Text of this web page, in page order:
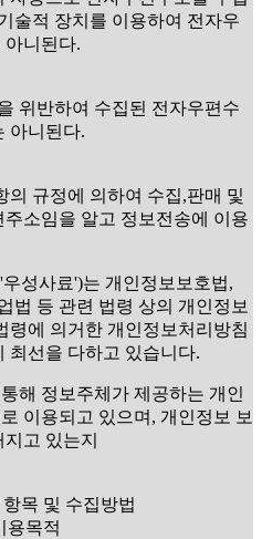
술적 장치를 이용하여 전자우
아니된다.
위반하여 수집된 전자우편수
아니된다.
의 규정에 의하여 수집,판매 및
소임을 알고 정보전송에 이용
성사료')는 개인정보보호법,
법 등 관련 법령 상의 개인정보
령에 의거한 개인정보처리방침
최선을 다하고 있습니다.
해 정보주체가 제공하는 개인
이용되고 있으며, 개인정보 보
고 있는지
목 및 수집방법
용목적